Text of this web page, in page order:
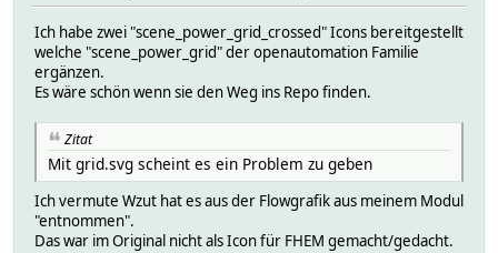
Ich habe zwei "scene_power_grid_crossed" Icons bereitgestellt
welche "scene_power_grid" der openautomation Familie
ergänzen.
Es wäre schön wenn sie den Weg ins Repo finden.
Zitat
Mit grid.svg scheint es ein Problem zu geben
Ich vermute Wzut hat es aus der Flowgrafik aus meinem Modul
"entnommen".
Das war im Original nicht als Icon für FHEM gemacht/gedacht.